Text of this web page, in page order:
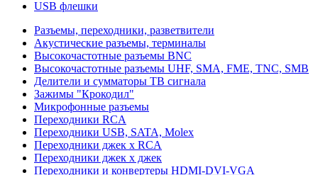
USB флешки
Разъемы, переходники, разветвители
Акустические разъемы, терминалы
Высокочастотные разъемы BNC
Высокочастотные разъемы UHF, SMA, FME, TNC, SMB
Делители и сумматоры ТВ сигнала
Зажимы "Крокодил"
Микрофонные разъемы
Переходники RCA
Переходники USB, SATA, Molex
Переходники джек х RCA
Переходники джек х джек
Переходники и конвертеры HDMI-DVI-VGA